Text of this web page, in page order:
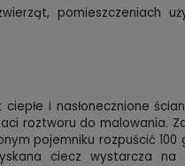
pomieszczeniach
i nasłonecznione
roztworu do malowania.
pojemniku rozpuścić
ciecz wystarcza